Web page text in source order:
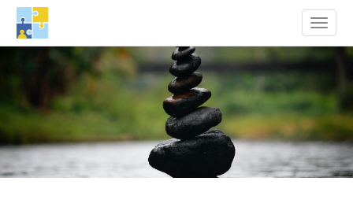
sadržaj
Youth Potential